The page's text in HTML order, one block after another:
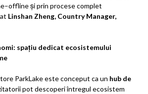
și prin procese complet
Linshan Zheng, Country Manager,
spațiu dedicat ecosistemului
ParkLake este conceput ca un hub de
pot descoperi întregul ecosistem